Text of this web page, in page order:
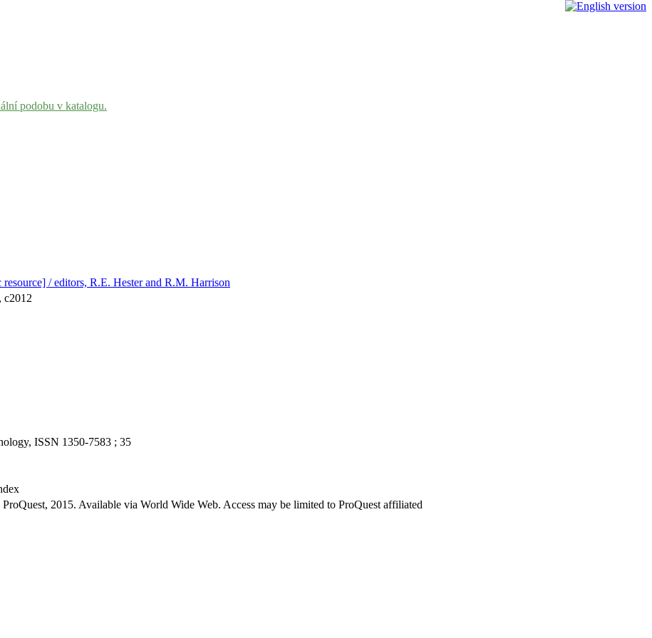
podobu v katalogu.
/ editors, R.E. Hester and R.M. Harrison
c2012
ISSN 1350-7583 ; 35
2015. Available via World Wide Web. Access may be limited to ProQuest affiliated